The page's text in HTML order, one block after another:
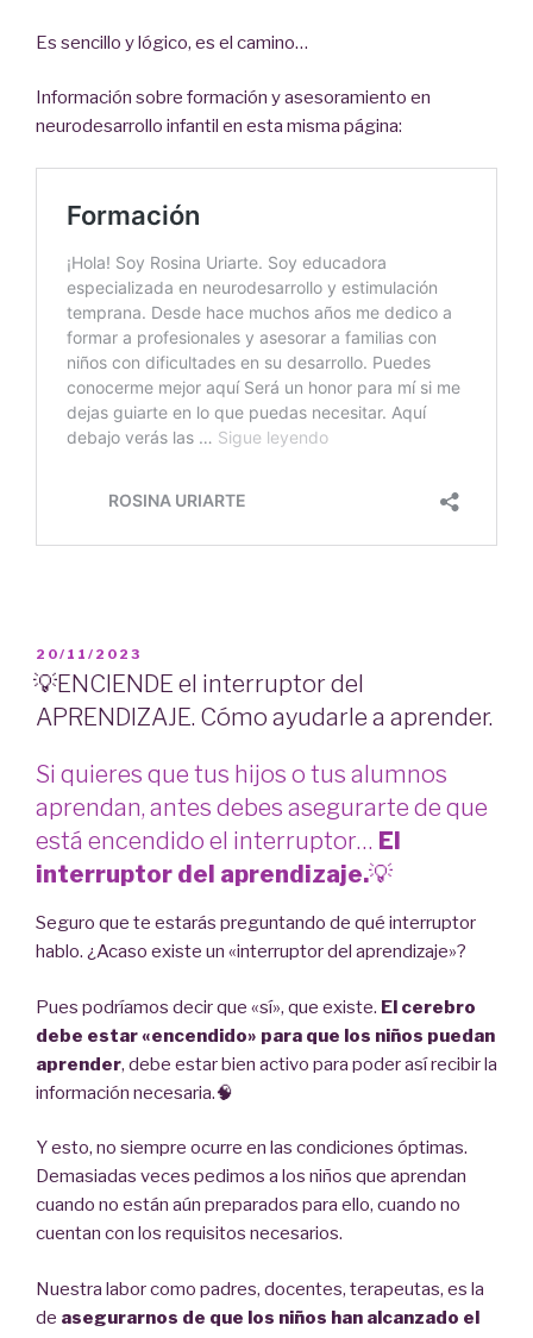
Es sencillo y lógico, es el camino…
Información sobre formación y asesoramiento en
neurodesarrollo infantil en esta misma página:
PUBLICADO
EL
20/11/2023
💡ENCIENDE el interruptor del
APRENDIZAJE. Cómo ayudarle a aprender.
Si quieres que tus hijos o tus alumnos
aprendan, antes debes asegurarte de que
está encendido el interruptor… El
interruptor del aprendizaje.💡
Seguro que te estarás preguntando de qué interruptor
hablo. ¿Acaso existe un «interruptor del aprendizaje»?
Pues podríamos decir que «sí», que existe. El cerebro
debe estar «encendido» para que los niños puedan
aprender, debe estar bien activo para poder así recibir la
información necesaria.🧠
Y esto, no siempre ocurre en las condiciones óptimas.
Demasiadas veces pedimos a los niños que aprendan
cuando no están aún preparados para ello, cuando no
cuentan con los requisitos necesarios.
Nuestra labor como padres, docentes, terapeutas, es la
de asegurarnos de que los niños han alcanzado el